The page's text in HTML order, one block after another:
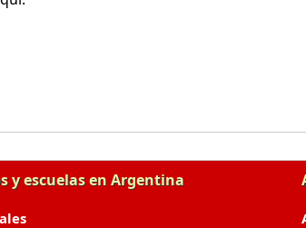
y escuelas en Argentina